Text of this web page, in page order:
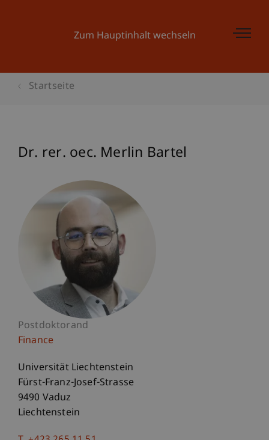
Zum Hauptinhalt wechseln
Startseite
Dr. rer. oec. Merlin Bartel
Postdoktorand
Finance
Universität Liechtenstein
Fürst-Franz-Josef-Strasse
9490 Vaduz
Liechtenstein